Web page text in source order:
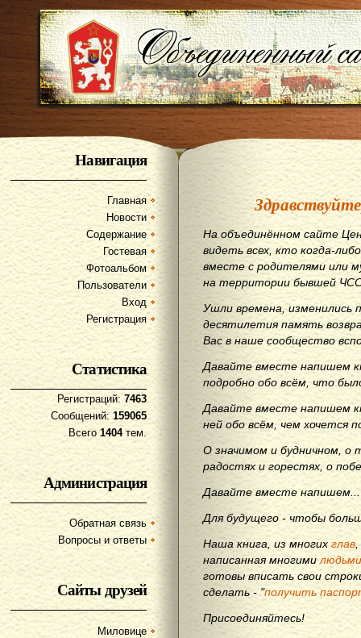
Навигация
Главная
Новости
Содержание
Гостевая
Фотоальбом
Пользователи
Вход
Регистрация
Статистика
Регистраций: 7463
Сообщений:159065
Всего 1404тем.
Администрация
Обратная связь
Вопросы и ответы
Сайты друзей
Миловице
На объединённом сайте
видеть всех, кто когда-
вместе с родителями или
на территории бывшей
Ушли времена, изменились
десятилетия память
Вас в наше сообщество
Давайте вместе напишем
подробно обо всём, что
Давайте вместе напишем
ней обо всём, чем хочется
О значимом и будничном, о
радостях и горестях, о
Давайте вместе напишем...
Для будущего - чтобы
Наша книга, из многихглав
написанная многимилюдьми
готовы вписать свои
сделать - "получить
Присоединяйтесь!